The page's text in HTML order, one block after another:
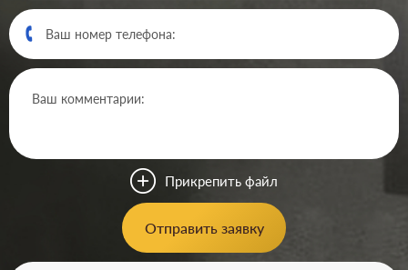
Отправить заявку
Прикрепить файл